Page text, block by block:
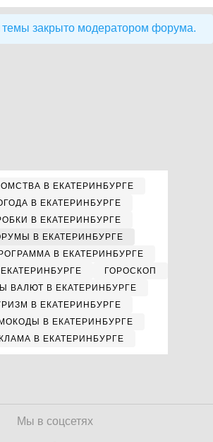
закрыто модератором форума.
В ЕКАТЕРИНБУРГЕ
В ЕКАТЕРИНБУРГЕ
В ЕКАТЕРИНБУРГЕ
В ЕКАТЕРИНБУРГЕ
В ЕКАТЕРИНБУРГЕ
ГОРОСКОП
ВАЛЮТ В ЕКАТЕРИНБУРГЕ
В ЕКАТЕРИНБУРГЕ
В ЕКАТЕРИНБУРГЕ
В ЕКАТЕРИНБУРГЕ
Мы в соцсетях